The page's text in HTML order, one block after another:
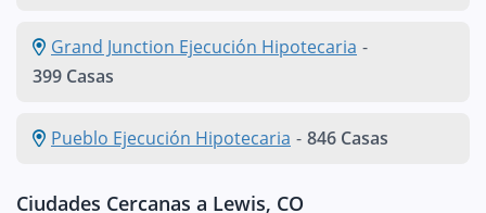
Grand Junction Ejecución Hipotecaria -
399 Casas
Pueblo Ejecución Hipotecaria - 846 Casas
Ciudades Cercanas a Lewis, CO